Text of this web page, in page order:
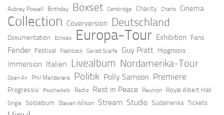
Aubrey Powell Birthday Boxset Cambridge Charity Charts Cinema
Collection Coverversion Deutschland
Dokumentation Echoes Europa-Tour Exhibition Fans
Fender Festival Flashback Gerald Scarfe Guy Pratt Hipgnosis
Immersion Italien Livealbum Nordamerika-Tour
Open Air Phil Manzanera Politik Polly Samson Premiere
Progressiv Psychedelic Radio Rest in Peace Reunion Royal Albert Hall
Single Soloalbum Steven Wilson Stream Studio Südamerika Tickets